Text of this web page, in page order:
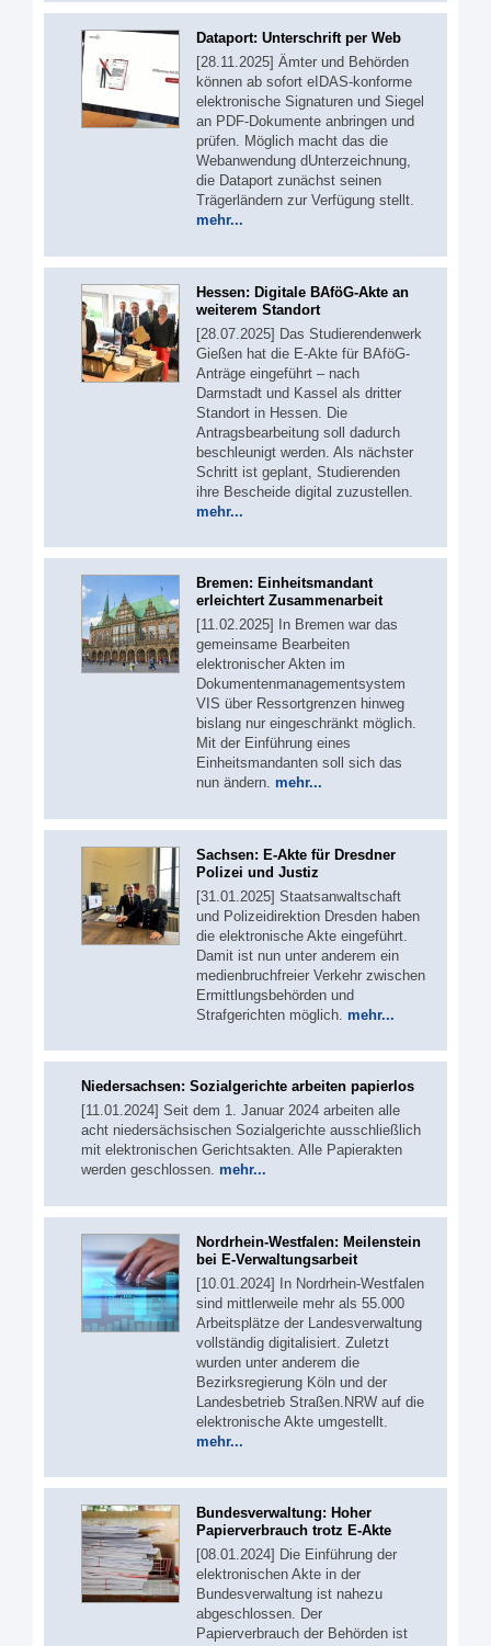
Dataport: Unterschrift per Web
[28.11.2025] Ämter und Behörden
können ab sofort eIDAS-konforme
elektronische Signaturen und Siegel
an PDF-Dokumente anbringen und
prüfen. Möglich macht das die
Webanwendung dUnterzeichnung,
die Dataport zunächst seinen
Trägerländern zur Verfügung stellt.
mehr...
Hessen: Digitale BAföG-Akte an
weiterem Standort
[28.07.2025] Das Studierendenwerk
Gießen hat die E-Akte für BAföG-
Anträge eingeführt – nach
Darmstadt und Kassel als dritter
Standort in Hessen. Die
Antragsbearbeitung soll dadurch
beschleunigt werden. Als nächster
Schritt ist geplant, Studierenden
ihre Bescheide digital zuzustellen.
mehr...
Bremen: Einheitsmandant
erleichtert Zusammenarbeit
[11.02.2025] In Bremen war das
gemeinsame Bearbeiten
elektronischer Akten im
Dokumentenmanagementsystem
VIS über Ressortgrenzen hinweg
bislang nur eingeschränkt möglich.
Mit der Einführung eines
Einheitsmandanten soll sich das
nun ändern. mehr...
Sachsen: E-Akte für Dresdner
Polizei und Justiz
[31.01.2025] Staatsanwaltschaft
und Polizeidirektion Dresden haben
die elektronische Akte eingeführt.
Damit ist nun unter anderem ein
medienbruchfreier Verkehr zwischen
Ermittlungsbehörden und
Strafgerichten möglich. mehr...
Niedersachsen: Sozialgerichte arbeiten papierlos
[11.01.2024] Seit dem 1. Januar 2024 arbeiten alle
acht niedersächsischen Sozialgerichte ausschließlich
mit elektronischen Gerichtsakten. Alle Papierakten
werden geschlossen. mehr...
Nordrhein-Westfalen: Meilenstein
bei E-Verwaltungsarbeit
[10.01.2024] In Nordrhein-Westfalen
sind mittlerweile mehr als 55.000
Arbeitsplätze der Landesverwaltung
vollständig digitalisiert. Zuletzt
wurden unter anderem die
Bezirksregierung Köln und der
Landesbetrieb Straßen.NRW auf die
elektronische Akte umgestellt.
mehr...
Bundesverwaltung: Hoher
Papierverbrauch trotz E-Akte
[08.01.2024] Die Einführung der
elektronischen Akte in der
Bundesverwaltung ist nahezu
abgeschlossen. Der
Papierverbrauch der Behörden ist